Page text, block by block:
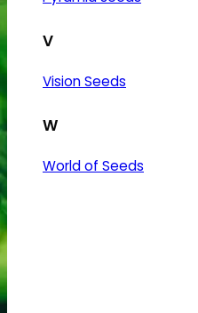
V
Vision Seeds
W
World of Seeds